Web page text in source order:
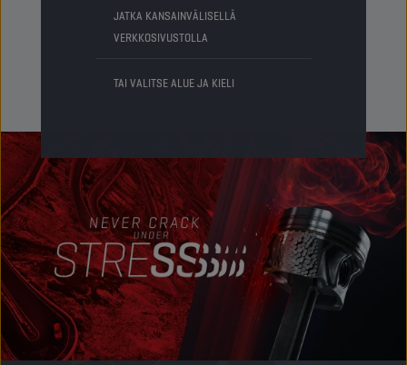
JATKA KANSAINVÄLISELLÄ
VERKKOSIVUSTOLLA
TAI VALITSE ALUE JA KIELI
Status NORMAALI